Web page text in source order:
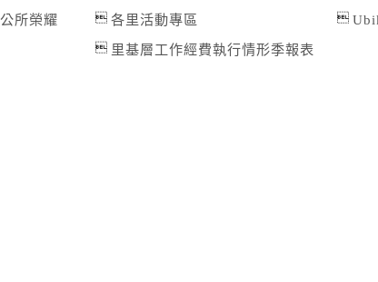
公所榮耀
各里活動專區
里基層工作經費執行情形季報表